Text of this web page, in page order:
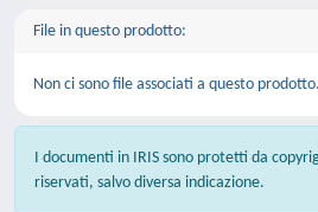
File in questo prodotto:
Non ci sono file associati a questo prodotto.
I documenti in IRIS sono protetti da
riservati, salvo diversa indicazione.